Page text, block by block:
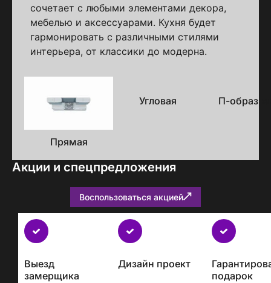
сочетает с любыми элементами декора,
мебелью и аксессуарами. Кухня будет
гармонировать с различными стилями
интерьера, от классики до модерна.
исполнения
Прямая
Угловая П-
Акции и спецпредложения
Воспользоваться акцией
Бесплатно
с
проектом
Выезд
замерщика
Дизайн проект
подарок